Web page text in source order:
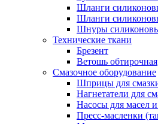
Шланги
Шланги
Шнуры
Технические ткани
Брезент
Ветошь обтирочная
Смазочное оборудование
Шприцы для
Нагнетатели для
Насосы для масел
Пресс-масленки